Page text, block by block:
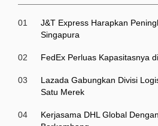
01
J&T Express Harapkan
Singapura
02 FedEx Perluas Kapasitasnya
03
Lazada Gabungkan Divisi
Satu Merek
04
Kerjasama DHL Global